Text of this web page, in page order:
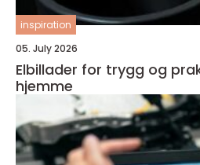
inspiration
05. July 2026
Elbillader for trygg og
hjemme